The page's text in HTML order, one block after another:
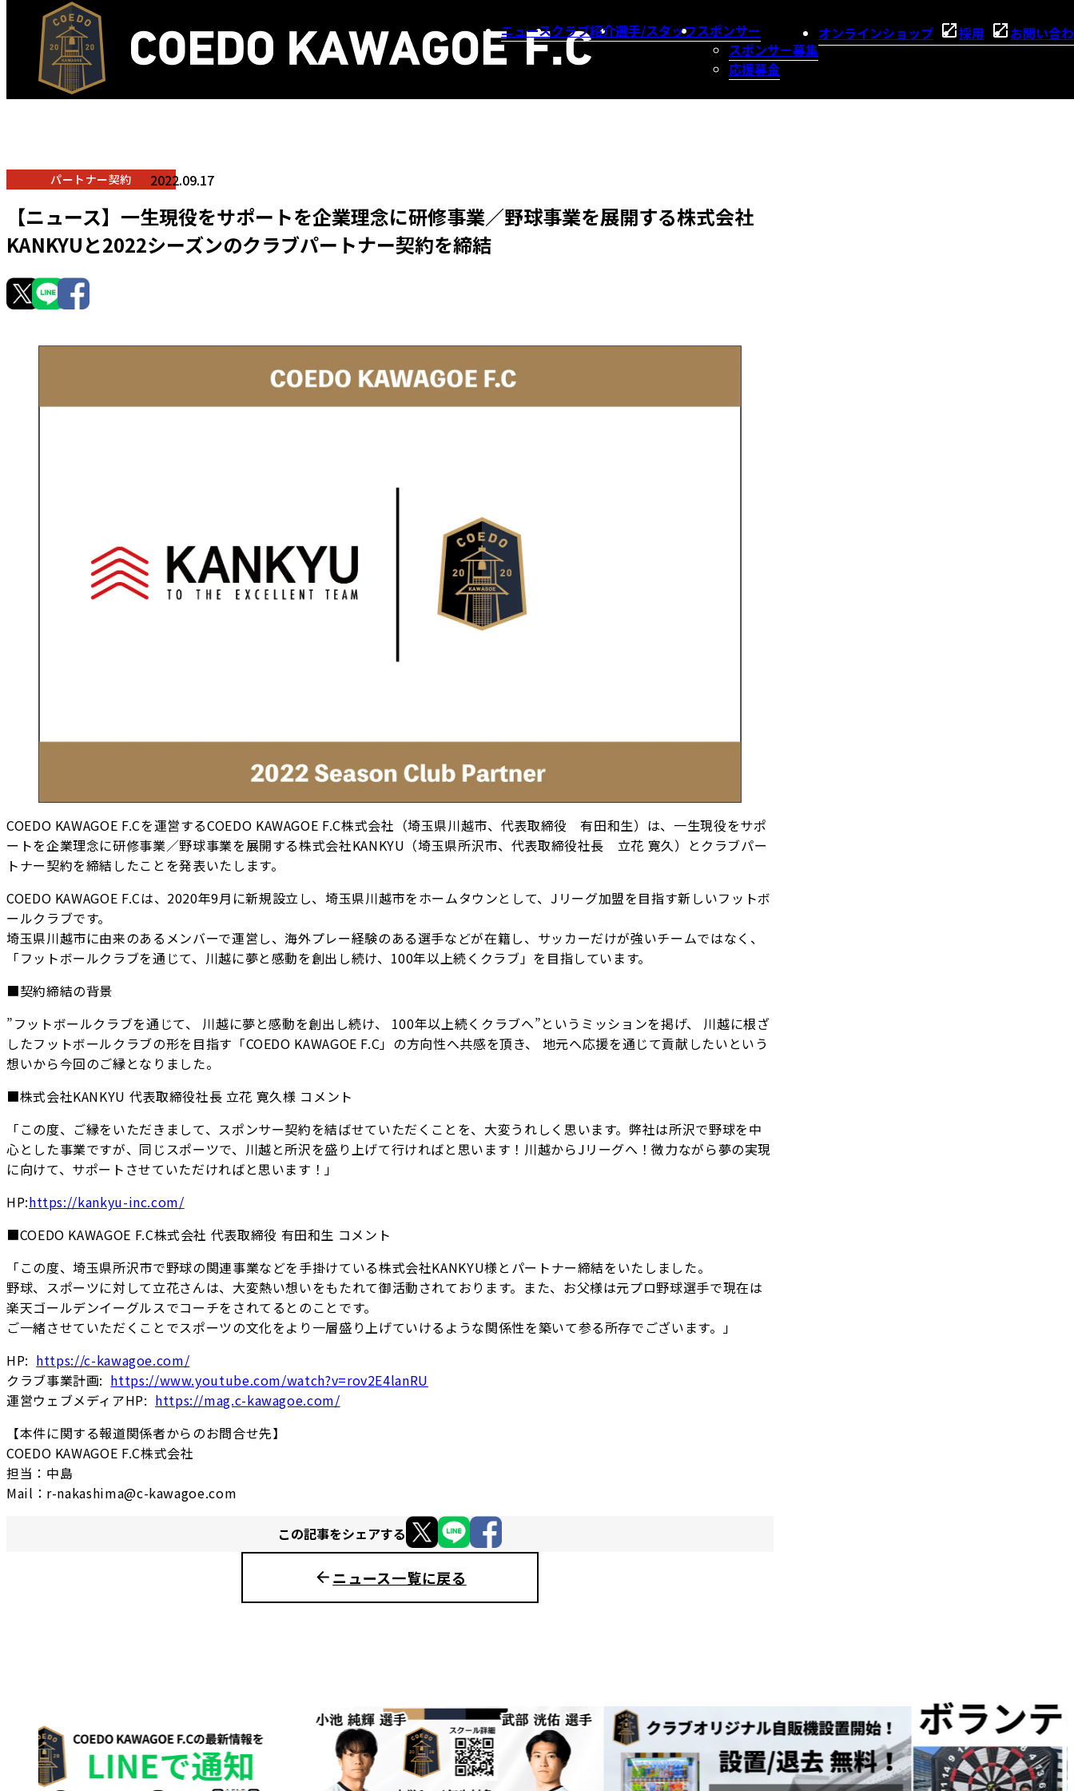
ニュースクラブ紹介選手/スタッフスポンサー
スポンサー募集
応援募金
オンラインショップ 採用 お問い合
パートナー契約 2022.09.17
【ニュース】一生現役をサポートを企業理念に研修事業／野球事業を展開する株式会社
KANKYUと2022シーズンのクラブパートナー契約を締結
COEDO KAWAGOE F.Cを運営するCOEDO KAWAGOE F.C株式会社（埼玉県川越市、代表取締役 有田和生）は、一生現役をサポ
ートを企業理念に研修事業／野球事業を展開する株式会社KANKYU（埼玉県所沢市、代表取締役社長 立花 寛久）とクラブパー
トナー契約を締結したことを発表いたします。
COEDO KAWAGOE F.Cは、2020年9月に新規設立し、埼玉県川越市をホームタウンとして、Jリーグ加盟を目指す新しいフットボ
ールクラブです。
埼玉県川越市に由来のあるメンバーで運営し、海外プレー経験のある選手などが在籍し、サッカーだけが強いチームではなく、
「フットボールクラブを通じて、川越に夢と感動を創出し続け、100年以上続くクラブ」を目指しています。
■契約締結の背景
”フットボールクラブを通じて、 川越に夢と感動を創出し続け、 100年以上続くクラブへ”というミッションを掲げ、 川越に根ざ
したフットボールクラブの形を目指す「COEDO KAWAGOE F.C」の方向性へ共感を頂き、 地元へ応援を通じて貢献したいという
想いから今回のご縁となりました。
■株式会社KANKYU 代表取締役社長 立花 寛久様 コメント
「この度、ご縁をいただきまして、スポンサー契約を結ばせていただくことを、大変うれしく思います。弊社は所沢で野球を中
心とした事業ですが、同じスポーツで、川越と所沢を盛り上げて行ければと思います！川越からJリーグへ！微力ながら夢の実現
に向けて、サポートさせていただければと思います！」
HP:https://kankyu-inc.com/
■COEDO KAWAGOE F.C株式会社 代表取締役 有田和生 コメント
「この度、埼玉県所沢市で野球の関連事業などを手掛けている株式会社KANKYU様とパートナー締結をいたしました。
野球、スポーツに対して立花さんは、大変熱い想いをもたれて御活動されております。また、お父様は元プロ野球選手で現在は
楽天ゴールデンイーグルスでコーチをされてるとのことです。
ご一緒させていただくことでスポーツの文化をより一層盛り上げていけるような関係性を築いて参る所存でございます。」
HP: https://c-kawagoe.com/
クラブ事業計画: https://www.youtube.com/watch?v=rov2E4lanRU
運営ウェブメディアHP: https://mag.c-kawagoe.com/
【本件に関する報道関係者からのお問合せ先】
COEDO KAWAGOE F.C株式会社
担当：中島
Mail：r-nakashima@c-kawagoe.com
この記事をシェアする
ニュース一覧に戻る